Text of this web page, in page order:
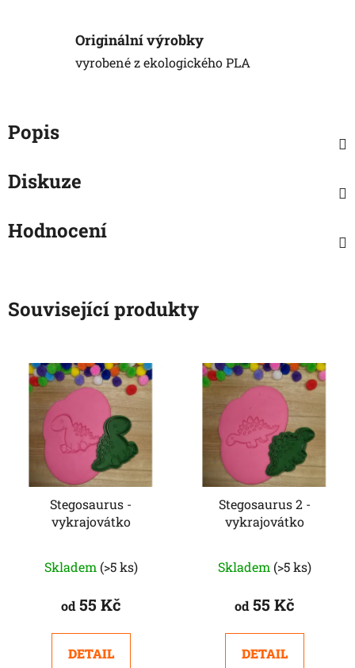
Originální výrobky
vyrobené z ekologického PLA
Popis
Diskuze
Hodnocení
Související produkty
Stegosaurus -
vykrajovátko
Skladem (>5 ks)
od55 Kč
DETAIL
Stegosaurus 2 -
vykrajovátko
Skladem (>5 ks)
od55 Kč
DETAIL